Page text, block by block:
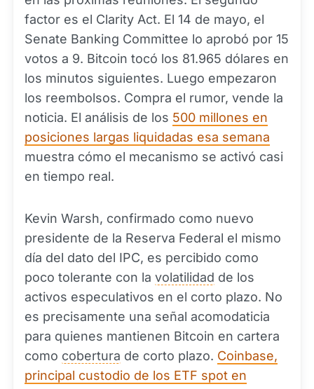
factor es el Clarity Act. El 14 de mayo, el
Senate Banking Committee lo aprobó por 15
votos a 9. Bitcoin tocó los 81.965 dólares en
los minutos siguientes. Luego empezaron
los reembolsos. Compra el rumor, vende la
noticia. El análisis de los 500 millones en
posiciones largas liquidadas esa semana
muestra cómo el mecanismo se activó casi
en tiempo real.
Kevin Warsh, confirmado como nuevo
presidente de la Reserva Federal el mismo
día del dato del IPC, es percibido como
poco tolerante con la volatilidad de los
activos especulativos en el corto plazo. No
es precisamente una señal acomodaticia
para quienes mantienen Bitcoin en cartera
como cobertura de corto plazo. Coinbase,
principal custodio de los ETF spot en